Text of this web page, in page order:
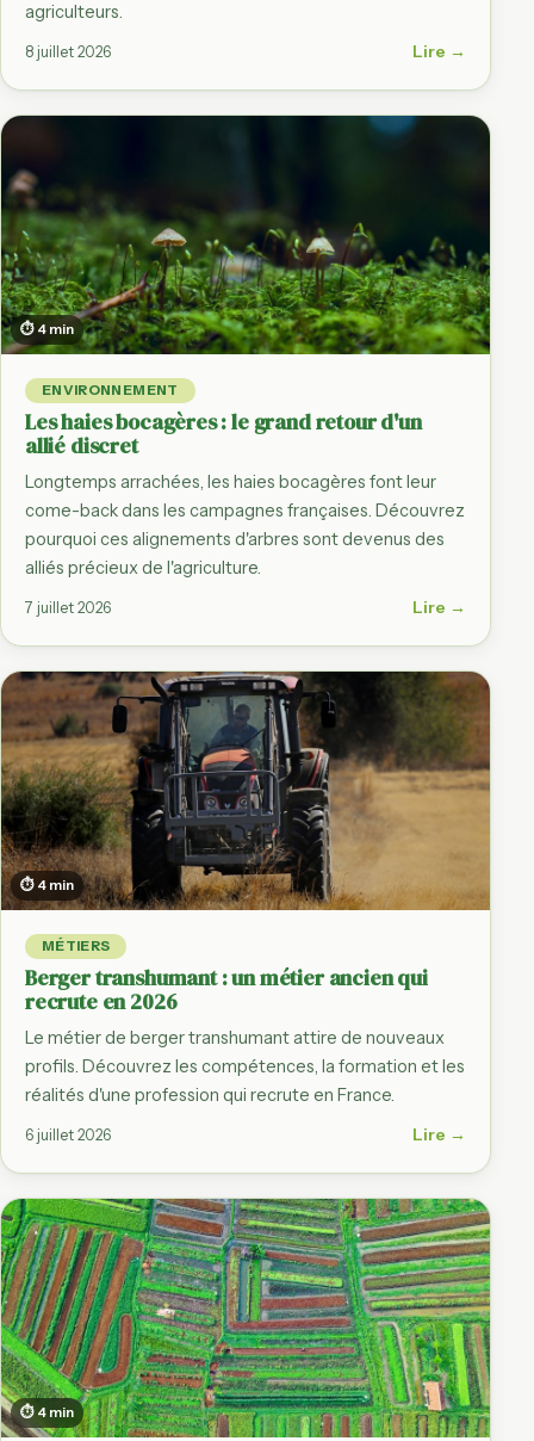
agriculteurs.
8 juillet 2026 Lire →
⏱ 4 min
ENVIRONNEMENT
Les haies bocagères : le grand retour d'un
allié discret
Longtemps arrachées, les haies bocagères font leur
come-back dans les campagnes françaises. Découvrez
pourquoi ces alignements d'arbres sont devenus des
alliés précieux de l'agriculture.
7 juillet 2026 Lire →
⏱ 4 min
MÉTIERS
Berger transhumant : un métier ancien qui
recrute en 2026
Le métier de berger transhumant attire de nouveaux
profils. Découvrez les compétences, la formation et les
réalités d'une profession qui recrute en France.
6 juillet 2026 Lire →
⏱ 4 min